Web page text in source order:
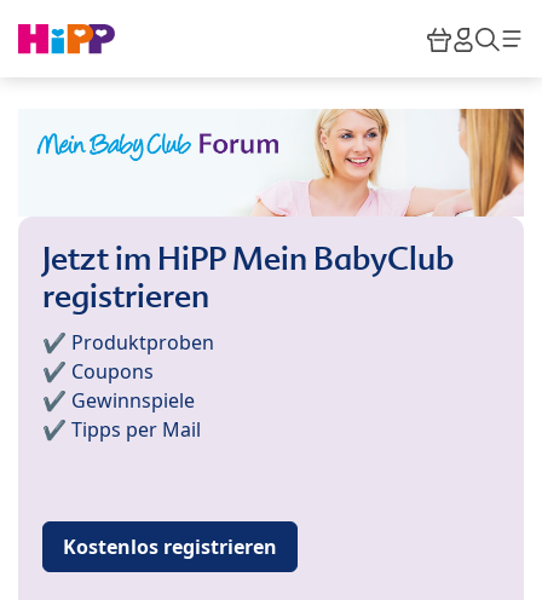
HiPP
Jetzt im HiPP Mein BabyClub
registrieren
✔️ Produktproben
✔️ Coupons
✔️ Gewinnspiele
✔️ Tipps per Mail
Kostenlos registrieren